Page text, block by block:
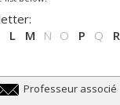
L M N O P Q R
Professeur associé